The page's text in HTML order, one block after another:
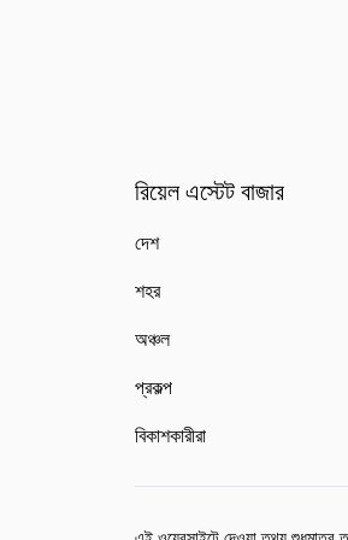
রিয়েল এস্টেট বাজার
দেশ
শহর
অঞ্চল
প্রকল্প
বিকাশকারীরা